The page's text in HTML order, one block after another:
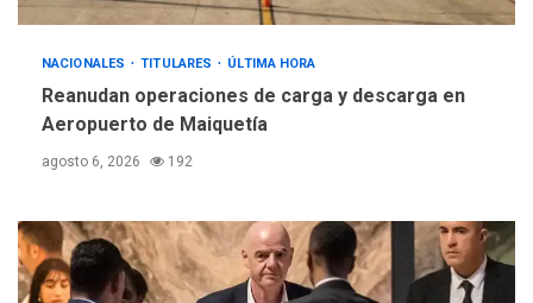
NACIONALES TITULARES ÚLTIMA HORA
Reanudan operaciones de carga y descarga en
Aeropuerto de Maiquetía
agosto 6, 2026 192